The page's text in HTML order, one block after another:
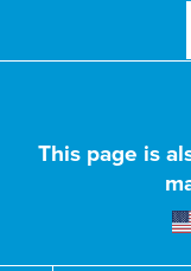
This page is